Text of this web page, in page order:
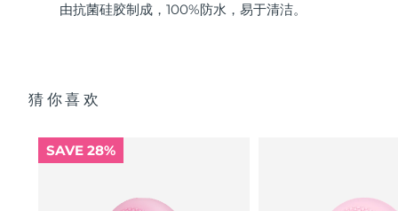
由抗菌硅胶制成，100%防水，易于清洁。
猜你喜欢
SAVE 28%